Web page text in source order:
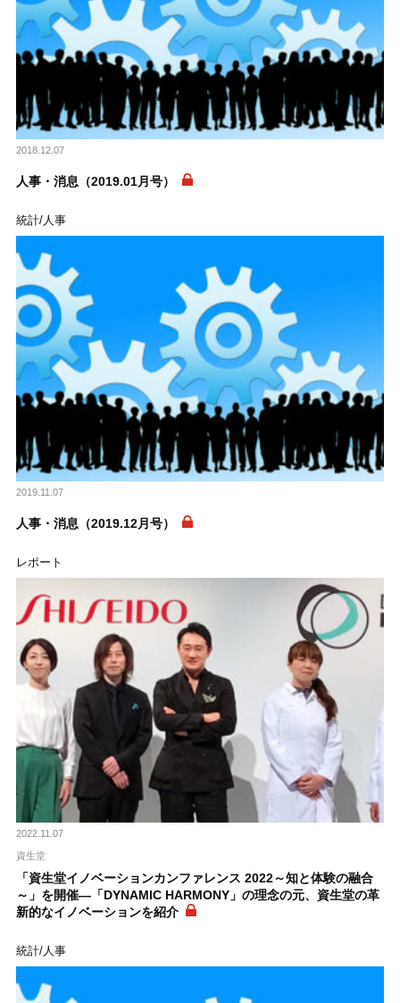
2018.12.07
人事・消息（2019.01月号）
統計/人事
2019.11.07
人事・消息（2019.12月号）
レポート
2022.11.07
資生堂
「資生堂イノベーションカンファレンス 2022～知と体験の融合
～」を開催―「DYNAMIC HARMONY」の理念の元、資生堂の革
新的なイノベーションを紹介
統計/人事